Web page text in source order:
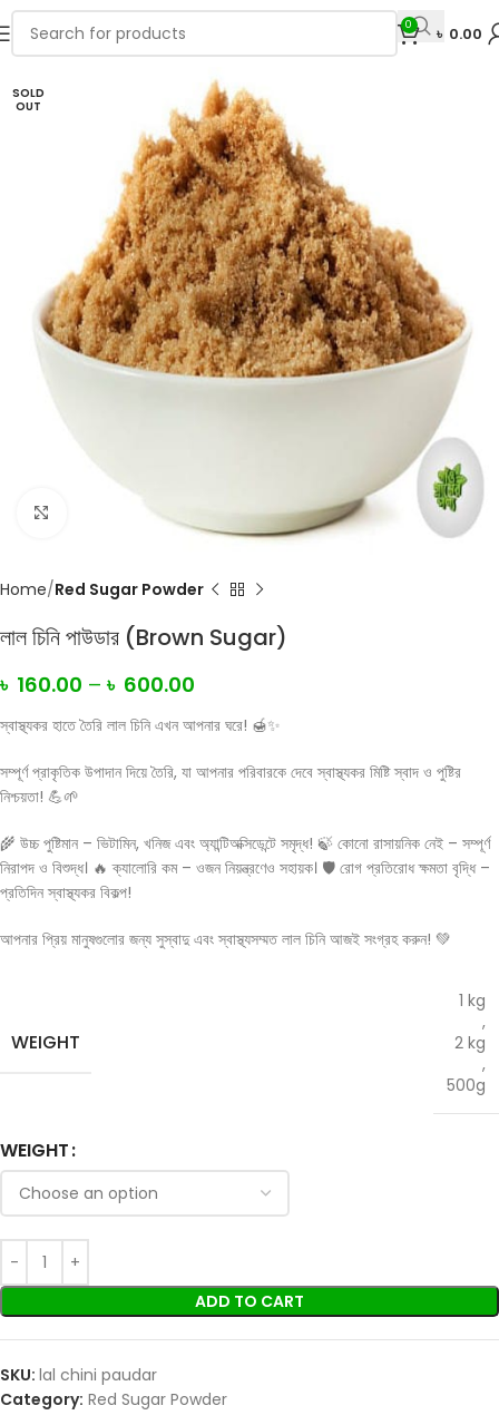
0 ৳ 0.00
SOLD
OUT
Home Red Sugar Powder
লাল চিনি পাউডার (Brown Sugar)
৳ 160.00 – ৳ 600.00
স্বাস্থ্যকর হাতে তৈরি লাল চিনি এখন আপনার ঘরে! 🍯✨
সম্পূর্ণ প্রাকৃতিক উপাদান দিয়ে তৈরি, যা আপনার পরিবারকে দেবে স্বাস্থ্যকর মিষ্টি স্বাদ ও পুষ্টির
নিশ্চয়তা! 💪🌱
🌾 উচ্চ পুষ্টিমান – ভিটামিন, খনিজ এবং অ্যান্টিঅক্সিডেন্টে সমৃদ্ধ! 🍃 কোনো রাসায়নিক নেই – সম্পূর্ণ
নিরাপদ ও বিশুদ্ধ। 🔥 ক্যালোরি কম – ওজন নিয়ন্ত্রণেও সহায়ক। 🛡️ রোগ প্রতিরোধ ক্ষমতা বৃদ্ধি –
প্রতিদিন স্বাস্থ্যকর বিকল্প!
আপনার প্রিয় মানুষগুলোর জন্য সুস্বাদু এবং স্বাস্থ্যসম্মত লাল চিনি আজই সংগ্রহ করুন! 💚
WEIGHT
1 kg
,
2 kg
,
500g
WEIGHT
ADD TO CART
SKU: lal chini paudar
Category: Red Sugar Powder